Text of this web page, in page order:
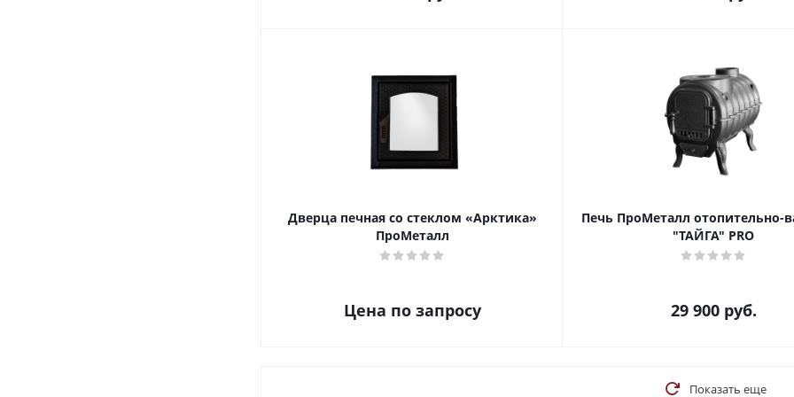
Дверца печная со стеклом «Арктика»
ПроМеталл
Цена по запросу
Печь ПроМеталл отопительно-
"ТАЙГА" PRO
29 900руб.
Показать еще